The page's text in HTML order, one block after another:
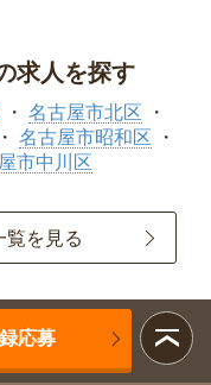
求人を探す
名古屋市北区
名古屋市昭和区
市中川区
覧を見る
応募